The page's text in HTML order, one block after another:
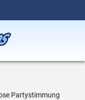
Partystimmung